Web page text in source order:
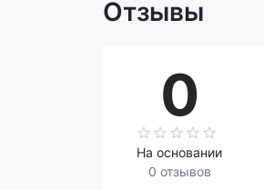
Отзывы
0
На основании
0 отзывов